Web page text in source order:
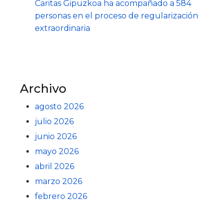
Caritas Gipuzkoa ha acompañado a 584
personas en el proceso de regularización
extraordinaria
Archivo
agosto 2026
julio 2026
junio 2026
mayo 2026
abril 2026
marzo 2026
febrero 2026